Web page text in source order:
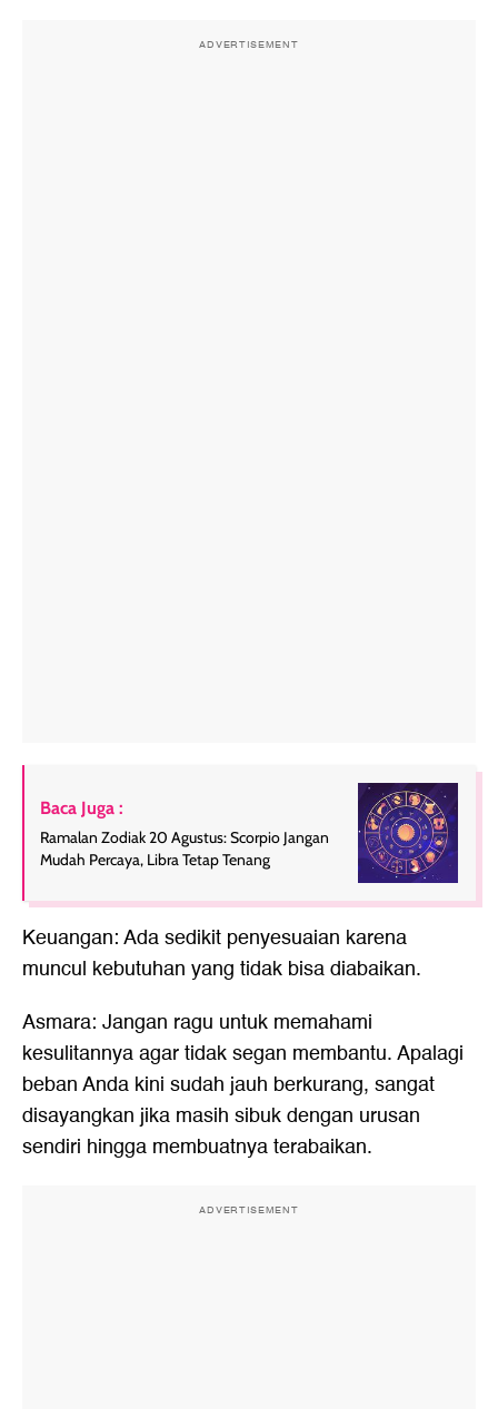
ADVERTISEMENT
Baca Juga :
Ramalan Zodiak 20 Agustus: Scorpio Jangan
Mudah Percaya, Libra Tetap Tenang
Keuangan: Ada sedikit penyesuaian karena
muncul kebutuhan yang tidak bisa diabaikan.
Asmara: Jangan ragu untuk memahami
kesulitannya agar tidak segan membantu. Apalagi
beban Anda kini sudah jauh berkurang, sangat
disayangkan jika masih sibuk dengan urusan
sendiri hingga membuatnya terabaikan.
ADVERTISEMENT